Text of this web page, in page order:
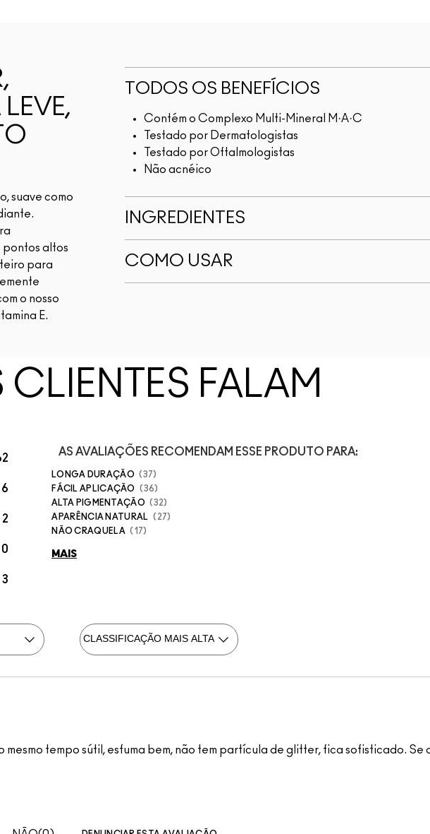
suave como
pontos altos
para
o nosso
E.
TODOS OS BENEFÍCIOS
Contém o Complexo Multi-Mineral M·A·C
Testado por Dermatologistas
Testado por Oftalmologistas
Não acnéico
INGREDIENTES
COMO USAR
FALAM
6
2
0
3
AS AVALIAÇÕES RECOMENDAM ESSE PRODUTO PARA:
LONGA DURAÇÃO
37
FÁCIL APLICAÇÃO
36
ALTA PIGMENTAÇÃO
32
APARÊNCIA NATURAL
27
NÃO CRAQUELA
17
MAIS
mesmo tempo sútil, esfuma bem, não tem partícula de glitter, fica sofisticado.